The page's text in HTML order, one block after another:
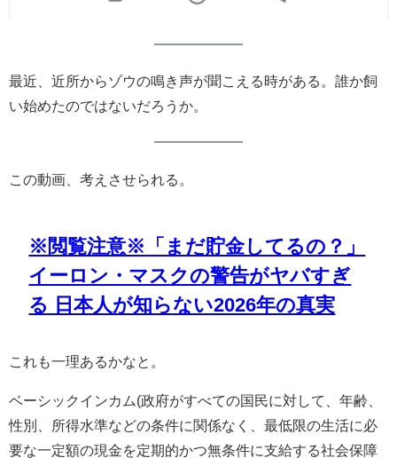
最近、近所からゾウの鳴き声が聞こえる時がある。誰か飼
い始めたのではないだろうか。
この動画、考えさせられる。
※閲覧注意※「まだ貯金してるの？」
イーロン・マスクの警告がヤバすぎ
る 日本人が知らない2026年の真実
これも一理あるかなと。
ベーシックインカム(政府がすべての国民に対して、年齢、
性別、所得水準などの条件に関係なく、最低限の生活に必
要な一定額の現金を定期的かつ無条件に支給する社会保障